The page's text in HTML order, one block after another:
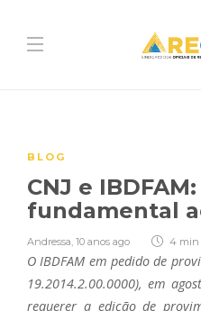
BLOG
CNJ e
fundamental
Andressa, 10 anos ago 4 min
O IBDFAM em pedido de
19.2014.2.00.0000), em
requerer a edição de